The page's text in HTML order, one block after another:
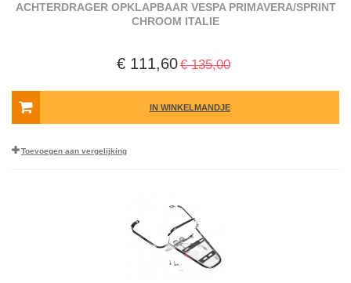
ACHTERDRAGER OPKLAPBAAR VESPA PRIMAVERA/SPRINT
CHROOM ITALIE
€ 111,60€ 135,00
IN WINKELMANDJE
Toevoegen aan vergelijking